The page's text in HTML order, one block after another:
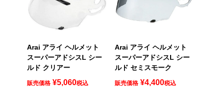
Arai アライ ヘルメット
スーパーアドシスL シー
ルド クリアー
販売価格 ¥5,060税込
Arai アライ ヘルメット
スーパーアドシスL シー
ルド セミスモーク
販売価格 ¥4,400税込